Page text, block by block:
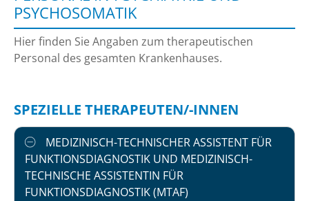
PSYCHOSOMATIK
Hier finden Sie Angaben zum therapeutischen
Personal des gesamten Krankenhauses.
SPEZIELLE THERAPEUTEN/-INNEN
MEDIZINISCH-TECHNISCHER ASSISTENT FÜR
FUNKTIONSDIAGNOSTIK UND MEDIZINISCH-
TECHNISCHE ASSISTENTIN FÜR
FUNKTIONSDIAGNOSTIK (MTAF)